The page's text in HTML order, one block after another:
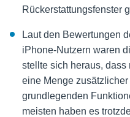
Rückerstattungsfenster
Laut den Bewertungen
iPhone-Nutzern waren
stellte sich heraus,
eine Menge
grundlegenden
meisten haben es